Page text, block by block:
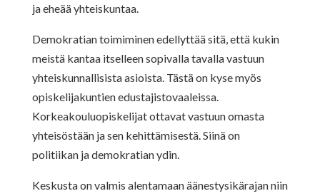
ja eheää yhteiskuntaa.
Demokratian toimiminen edellyttää sitä, että kukin
meistä kantaa itselleen sopivalla tavalla vastuun
yhteiskunnallisista asioista. Tästä on kyse myös
opiskelijakuntien edustajistovaaleissa.
Korkeakouluopiskelijat ottavat vastuun omasta
yhteisöstään ja sen kehittämisestä. Siinä on
politiikan ja demokratian ydin.
Keskusta on valmis alentamaan äänestysikärajan niin